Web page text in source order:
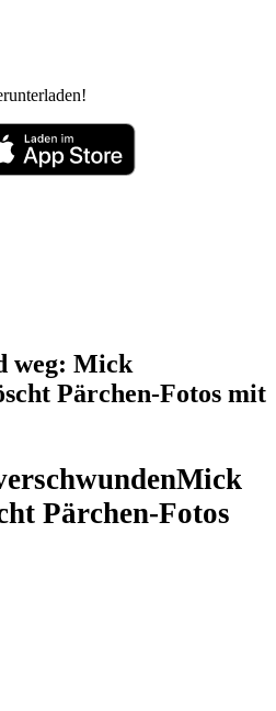
weg: Mick
Pärchen-Fotos mit
Mick
Pärchen-Fotos